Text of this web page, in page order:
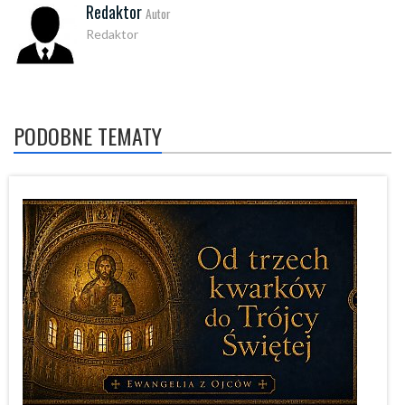
Redaktor Autor
Redaktor
PODOBNE TEMATY